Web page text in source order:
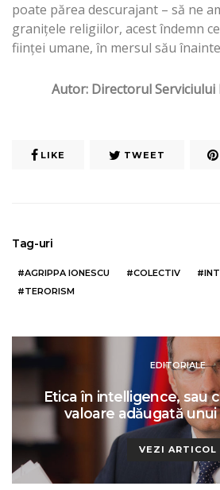
poate părea descurajant – să ne
graniţele religiilor, acest îndemn
fiinţei umane, în mersul său
Autor: Directorul
LIKE TWEET
Tag-uri
AGRIPPA IONESCU COLECTIV
TERORISM
EDITORIALE
Etica în intelligence, sau
valoare adăugată
VEZI ARTICOL